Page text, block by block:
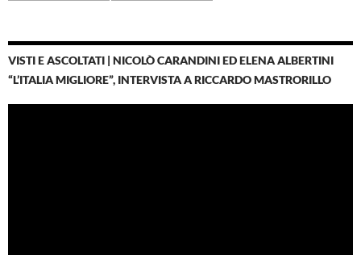
VISTI E ASCOLTATI | NICOLÒ CARANDINI ED ELENA ALBERTINI
“L’ITALIA MIGLIORE”, INTERVISTA A RICCARDO MASTRORILLO